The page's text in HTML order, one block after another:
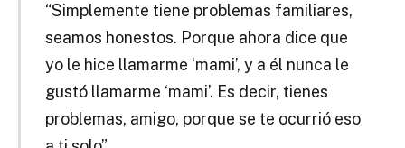
“Simplemente tiene problemas familiares,
seamos honestos. Porque ahora dice que
yo le hice llamarme ‘mami’, y a él nunca le
gustó llamarme ‘mami’. Es decir, tienes
problemas, amigo, porque se te ocurrió eso